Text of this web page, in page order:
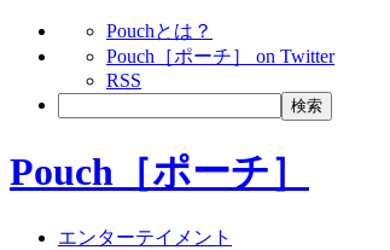
Pouchとは？
Pouch［ポーチ］ on Twitter
RSS
Pouch［ポーチ］
エンターテイメント